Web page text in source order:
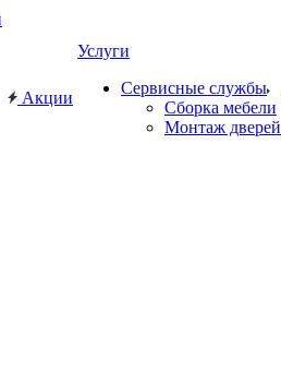
Акции
Услуги
Сервисные службы
Сборка мебели
Монтаж дверей